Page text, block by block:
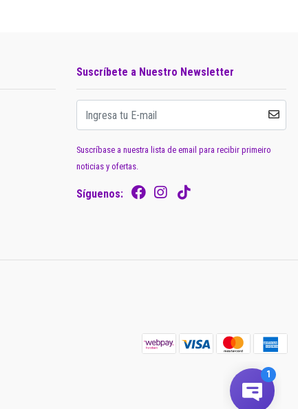
Suscríbete a Nuestro Newsletter
Suscríbase a nuestra lista de email para recibir primeiro
noticias y ofertas.
Síguenos: